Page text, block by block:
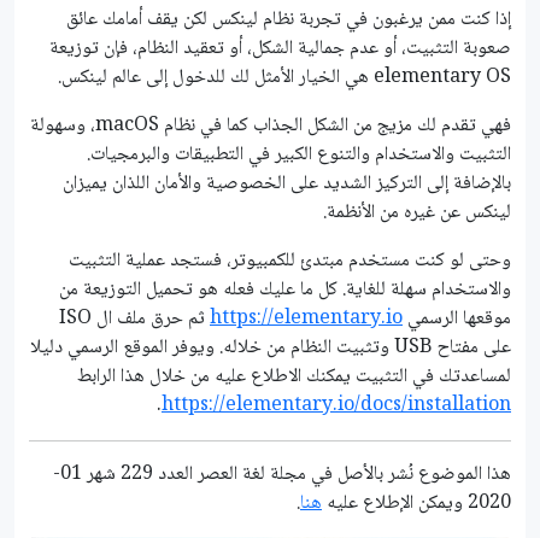
إذا كنت ممن يرغبون في تجربة نظام لينكس لكن يقف أمامك عائق
صعوبة التثبيت، أو عدم جمالية الشكل، أو تعقيد النظام، فإن توزيعة
elementary OS هي الخيار الأمثل لك للدخول إلى عالم لينكس.
فهي تقدم لك مزيج من الشكل الجذاب كما في نظام macOS، وسهولة
التثبيت والاستخدام والتنوع الكبير في التطبيقات والبرمجيات.
بالإضافة إلى التركيز الشديد على الخصوصية والأمان اللذان يميزان
لينكس عن غيره من الأنظمة.
وحتى لو كنت مستخدم مبتدئ للكمبيوتر، فستجد عملية التثبيت
والاستخدام سهلة للغاية. كل ما عليك فعله هو تحميل التوزيعة من
موقعها الرسميhttps://elementary.io
ثم حرق ملف ال ISO
على مفتاح USB وتثبيت النظام من خلاله. ويوفر الموقع الرسمي دليلا
لمساعدتك في التثبيت يمكنك الاطلاع عليه من خلال هذا الرابط
https://elementary.io/docs/installation
.
هذا الموضوع نُشر باﻷصل في مجلة لغة العصر العدد 229 شهر 01-
2020 ويمكن الإطلاع عليه
هنا.